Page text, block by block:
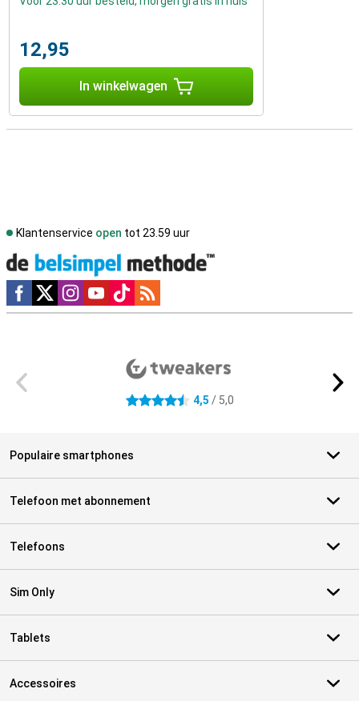
12,95
In winkelwagen
Klantenservice open tot 23.59 uur
Social media
4.5 sterren 4,5 / 5,0
Populaire smartphones
Telefoon met abonnement
Telefoons
Sim Only
Tablets
Accessoires